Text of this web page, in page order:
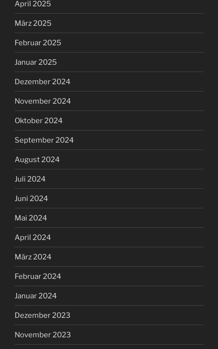
April 2025
März 2025
Februar 2025
Januar 2025
Dezember 2024
November 2024
Oktober 2024
September 2024
August 2024
Juli 2024
Juni 2024
Mai 2024
April 2024
März 2024
Februar 2024
Januar 2024
Dezember 2023
November 2023